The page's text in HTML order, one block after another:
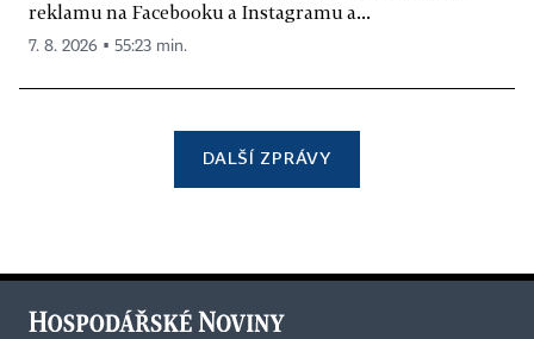
reklamu na Facebooku a Instagramu a...
7. 8. 2026 ▪ 55:23 min.
DALŠÍ ZPRÁVY